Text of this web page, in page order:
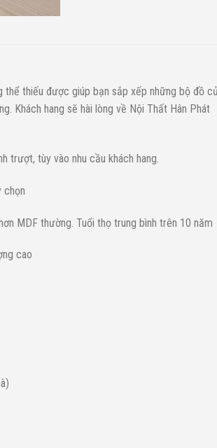
thể thiếu được giúp bạn sắp xếp những bộ đồ
Khách hang sẽ hài lòng về Nội Thất Hân Phát
trượt, tùy vào nhu cầu khách hang.
chọn
MDF thường. Tuổi thọ trung bình trên 10 năm
cao